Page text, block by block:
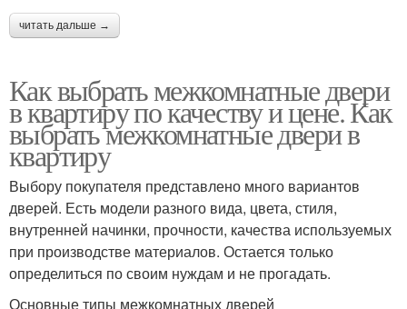
читать дальше →
Как выбрать межкомнатные двери
в квартиру по качеству и цене. Как
выбрать межкомнатные двери в
квартиру
Выбору покупателя представлено много вариантов
дверей. Есть модели разного вида, цвета, стиля,
внутренней начинки, прочности, качества используемых
при производстве материалов. Остается только
определиться по своим нуждам и не прогадать.
Основные типы межкомнатных дверей